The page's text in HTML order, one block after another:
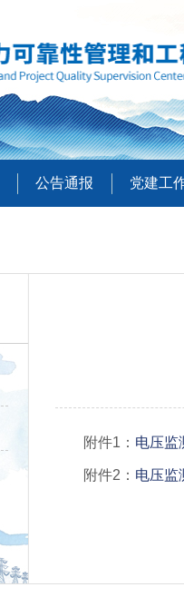
公告通报 党建工
附件1： 电压监
附件2： 电压监